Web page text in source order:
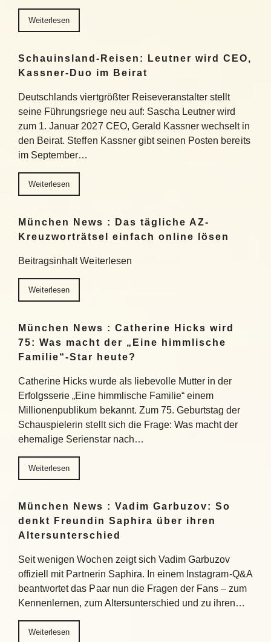
Weiterlesen
Schauinsland-Reisen: Leutner wird CEO,
Kassner-Duo im Beirat
Deutschlands viertgrößter Reiseveranstalter stellt
seine Führungsriege neu auf: Sascha Leutner wird
zum 1. Januar 2027 CEO, Gerald Kassner wechselt in
den Beirat. Steffen Kassner gibt seinen Posten bereits
im September…
Weiterlesen
München News : Das tägliche AZ-
Kreuzworträtsel einfach online lösen
Beitragsinhalt Weiterlesen
Weiterlesen
München News : Catherine Hicks wird
75: Was macht der „Eine himmlische
Familie“-Star heute?
Catherine Hicks wurde als liebevolle Mutter in der
Erfolgsserie „Eine himmlische Familie“ einem
Millionenpublikum bekannt. Zum 75. Geburtstag der
Schauspielerin stellt sich die Frage: Was macht der
ehemalige Serienstar nach…
Weiterlesen
München News : Vadim Garbuzov: So
denkt Freundin Saphira über ihren
Altersunterschied
Seit wenigen Wochen zeigt sich Vadim Garbuzov
offiziell mit Partnerin Saphira. In einem Instagram-Q&A
beantwortet das Paar nun die Fragen der Fans – zum
Kennenlernen, zum Altersunterschied und zu ihren…
Weiterlesen